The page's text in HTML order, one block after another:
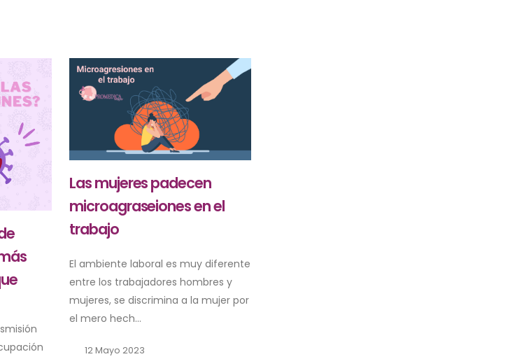
Las mujeres padecen
microagraseiones en el
trabajo
El ambiente laboral es muy diferente
entre los trabajadores hombres y
mujeres, se discrimina a la mujer por
el mero hech...
12 Mayo 2023